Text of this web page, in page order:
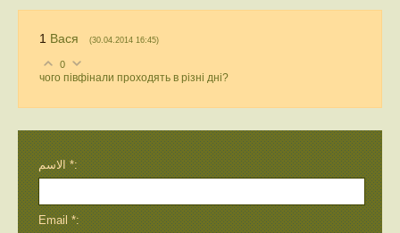
1 Вася (30.04.2014 16:45)
0
чого півфінали проходять в різні дні?
الاسم *:
Email *: